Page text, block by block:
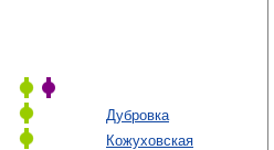
Дубровка
Кожуховская